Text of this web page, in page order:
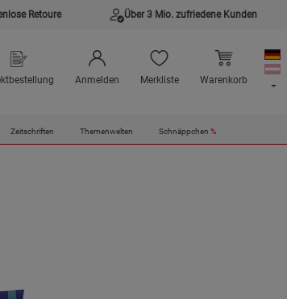
Retoure Über 3 Mio. zufriedene Kunden
Anmelden Merkliste Warenkorb
Zeitschriften Themenwelten Schnäppchen %